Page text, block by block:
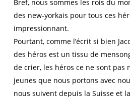
Bref, nous sommes les rois du
des new-yorkais pour tous ces
impressionnant.
Pourtant, comme l’écrit si bien
des héros est un tissu de
de crier, les héros ce ne sont pas
jeunes que nous portons avec
nous suivent depuis la Suisse et